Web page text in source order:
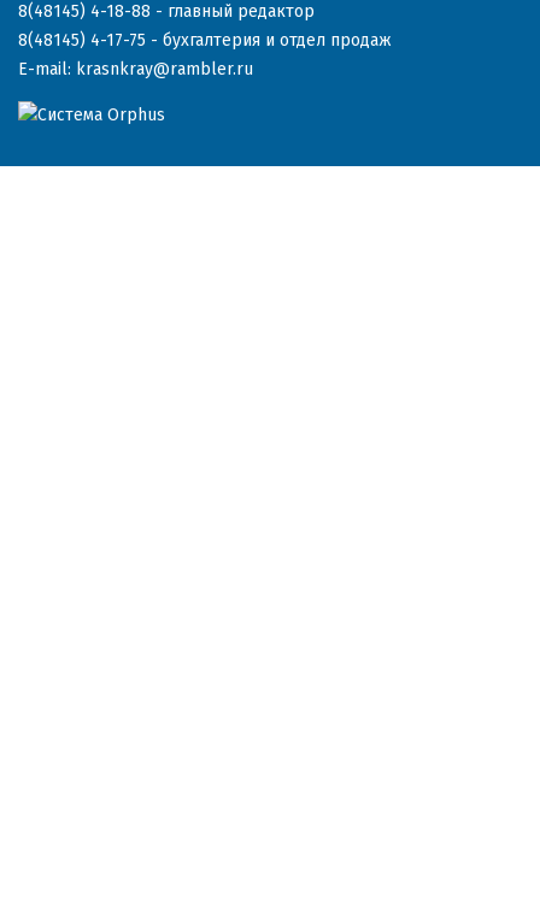
8(48145) 4-18-88 - главный редактор
8(48145) 4-17-75 - бухгалтерия и отдел продаж
E-mail: krasnkray@rambler.ru